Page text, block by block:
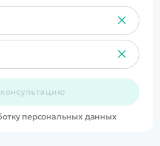
персональных данных